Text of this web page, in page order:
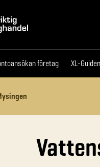
företag XL-Guiden